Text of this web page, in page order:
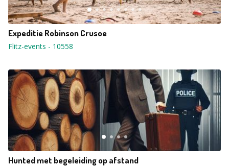
Expeditie Robinson Crusoe
Flitz-events - 10558
Hunted met begeleiding op afstand